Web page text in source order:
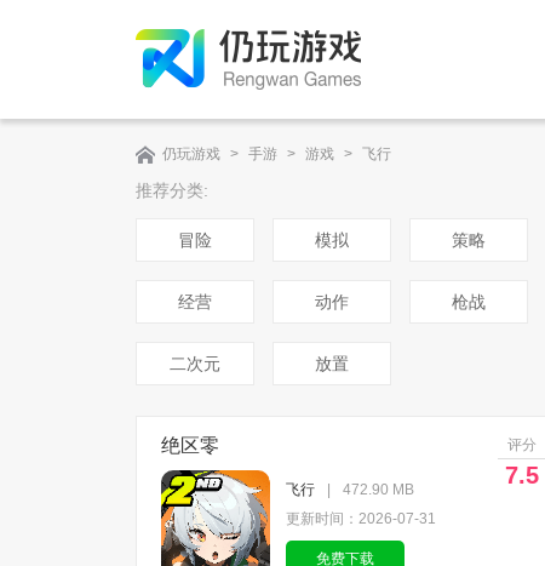
仍玩游戏 > 手游 > 游戏 > 飞行
推荐分类:
冒险 模拟 策略
经营 动作 枪战
二次元 放置
绝区零 评分
7.5
飞行
472.90 MB
更新时间：2026-07-31
免费下载